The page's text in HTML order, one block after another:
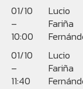
01/10
–
10:00
Lucio
Fariña
01/10
–
11:40
Lucio
Fariña